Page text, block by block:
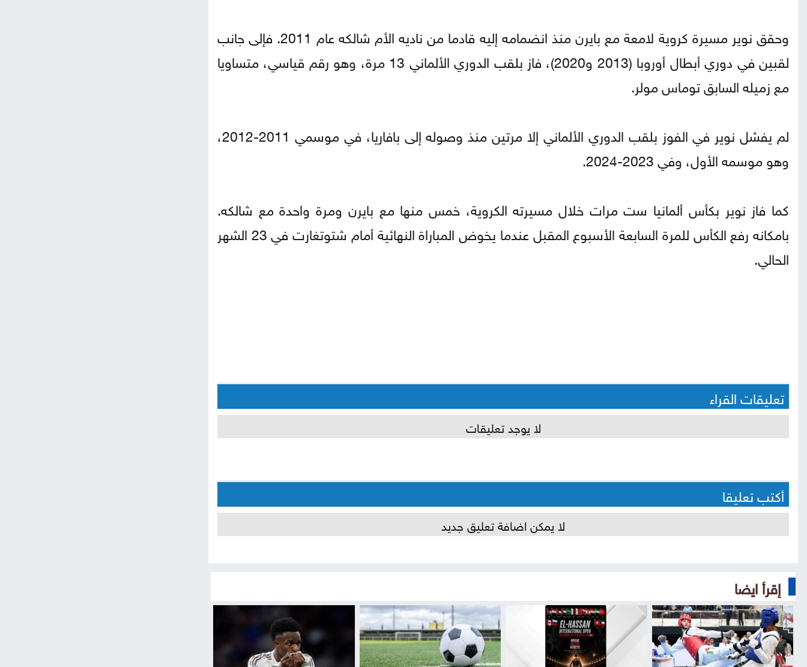
وحقق نوير مسيرة كروية لامعة مع بايرن منذ انضمامه إليه قادما من ناديه الأم شالكه عام 2011. فإلى جانب
لقبين في دوري أبطال أوروبا (2013 و2020)، فاز بلقب الدوري الألماني 13 مرة، وهو رقم قياسي، متساويا
مع زميله السابق توماس مولر.
لم يفشل نوير في الفوز بلقب الدوري الألماني إلا مرتين منذ وصوله إلى بافاريا، في موسمي 2011-2012،
وهو موسمه الأول، وفي 2023-2024.
كما فاز نوير بكأس ألمانيا ست مرات خلال مسيرته الكروية، خمس منها مع بايرن ومرة واحدة مع شالكه.
بامكانه رفع الكأس للمرة السابعة الأسبوع المقبل عندما يخوض المباراة النهائية أمام شتوتغارت في 23 الشهر
الحالي.
تعليقات القراء
لا يوجد تعليقات
أكتب تعليقا
لا يمكن اضافة تعليق جديد
إقرأ ايضا